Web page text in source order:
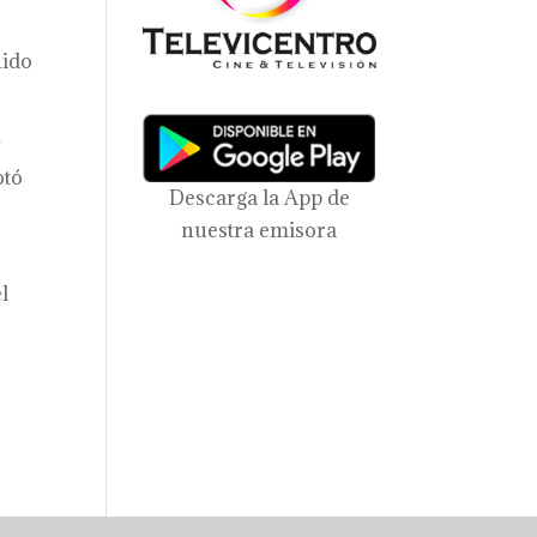
Descarga la App de
nuestra emisora